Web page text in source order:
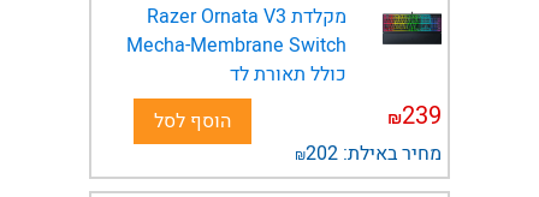
מקלדת Razer Ornata V3
Mecha-Membrane Switch
כולל תאורת לד
239
₪
מחיר באילת: 202
₪
הוסף לסל